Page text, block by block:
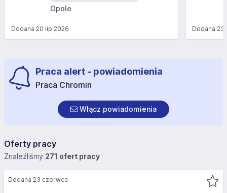
Opole
Dodana 20 lip 2026 Dodana23
Praca alert - powiadomienia
Praca Chromin
Włącz powiadomienia
Oferty pracy
Znaleźliśmy 271 ofert pracy
Dodana 23 czerwca